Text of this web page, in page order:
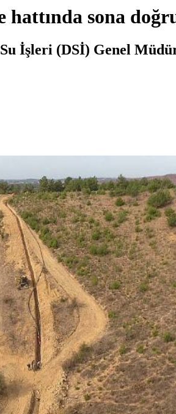
hattında sona
İşleri (DSİ) Genel